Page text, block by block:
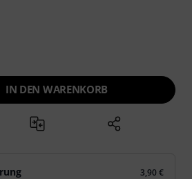
IN DEN WARENKORB
3,90 €